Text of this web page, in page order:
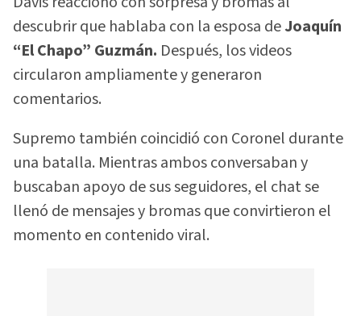
descubrir que hablaba con la esposa deJoaquín
“El Chapo” Guzmán. Después, los videos
circularon ampliamente y generaron
comentarios.
Supremo también coincidió con Coronel durante
una batalla. Mientras ambos conversaban y
buscaban apoyo de sus seguidores, el chat se
llenó de mensajes y bromas que convirtieron el
momento en contenido viral.